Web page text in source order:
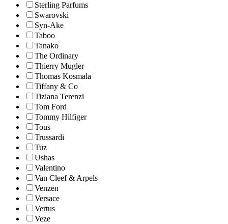
Sterling Parfums
Swarovski
Syn-Ake
Taboo
Tanako
The Ordinary
Thierry Mugler
Thomas Kosmala
Tiffany & Co
Tiziana Terenzi
Tom Ford
Tommy Hilfiger
Tous
Trussardi
Tuz
Ushas
Valentino
Van Cleef & Arpels
Venzen
Versace
Vertus
Veze